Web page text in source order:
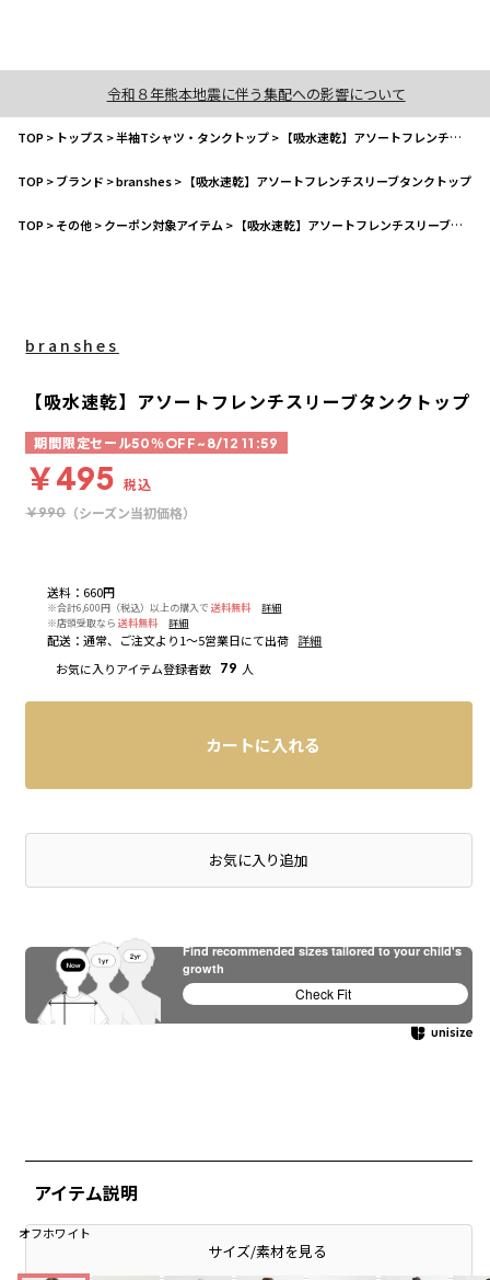
令和８年熊本地震に伴う集配への影響について
TOP> トップス >半袖Tシャツ・タンクトップ> 【吸水速乾】アソートフレンチスリーブタンクトップ
TOP>ブランド >branshes> 【吸水速乾】アソートフレンチスリーブタンクトップ
TOP>その他>クーポン対象アイテム > 【吸水速乾】アソートフレンチスリーブタンクトップ
オフホワイト
送料 ： 660円
※合計6,600円（税込）以上の購入で 送料無料
詳細
※店頭受取なら 送料無料 詳細
配送 ：通常、ご注文より1～5営業日にて出荷 詳細
お気に入りアイテム登録者数 79 人
branshes
【吸水速乾】アソートフレンチスリーブタンクトップ
期間限定セール50％OFF~8/12 11:59
￥495 税込
￥990（シーズン当初価格）
カートに入れる
店頭在庫を確認するお気に入り追加
アイテム説明
サイズ/素材を見る
Find recommended sizes tailored to your child's
growth
Check Fit